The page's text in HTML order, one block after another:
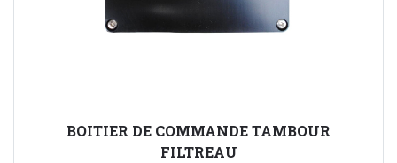
BOITIER DE COMMANDE TAMBOUR
FILTREAU